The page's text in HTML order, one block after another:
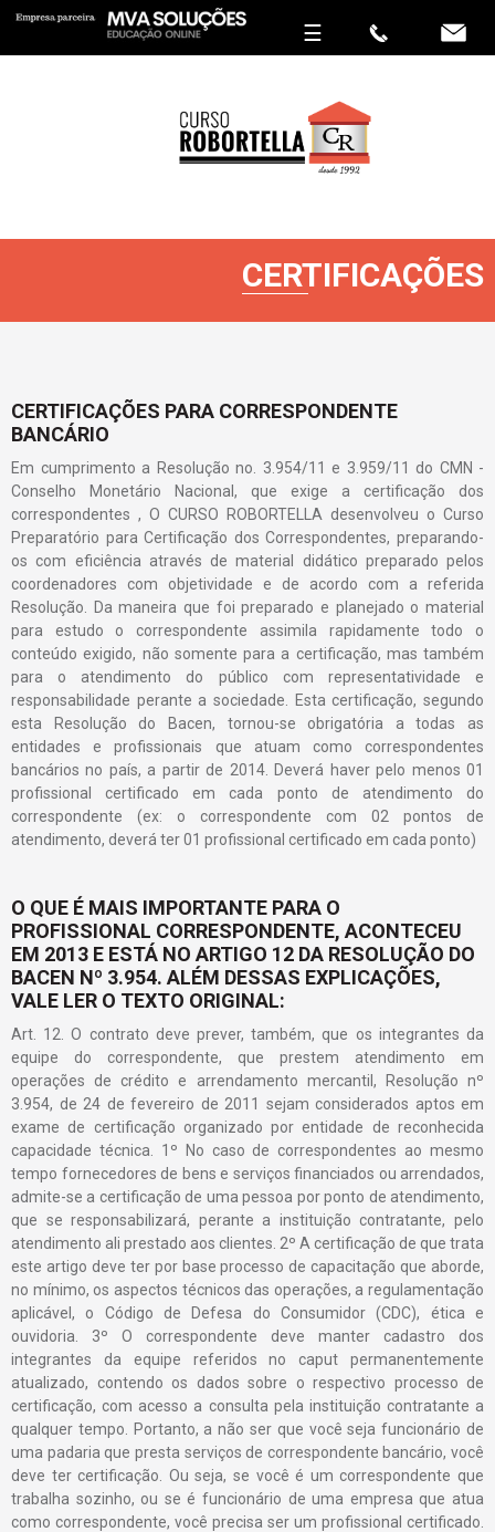
☰
LOCALIZAÇÃO
CONTATO
CERTIFICAÇÕES
CERTIFICAÇÕES PARA CORRESPONDENTE
BANCÁRIO
Em cumprimento a Resolução no. 3.954/11 e 3.959/11 do CMN -
Conselho Monetário Nacional, que exige a certificação dos
correspondentes , O CURSO ROBORTELLA desenvolveu o Curso
Preparatório para Certificação dos Correspondentes, preparando-
os com eficiência através de material didático preparado pelos
coordenadores com objetividade e de acordo com a referida
Resolução. Da maneira que foi preparado e planejado o material
para estudo o correspondente assimila rapidamente todo o
conteúdo exigido, não somente para a certificação, mas também
para o atendimento do público com representatividade e
responsabilidade perante a sociedade. Esta certificação, segundo
esta Resolução do Bacen, tornou-se obrigatória a todas as
entidades e profissionais que atuam como correspondentes
bancários no país, a partir de 2014. Deverá haver pelo menos 01
profissional certificado em cada ponto de atendimento do
correspondente (ex: o correspondente com 02 pontos de
atendimento, deverá ter 01 profissional certificado em cada ponto)
O QUE É MAIS IMPORTANTE PARA O
PROFISSIONAL CORRESPONDENTE, ACONTECEU
EM 2013 E ESTÁ NO ARTIGO 12 DA RESOLUÇÃO DO
BACEN Nº 3.954. ALÉM DESSAS EXPLICAÇÕES,
VALE LER O TEXTO ORIGINAL:
Art. 12. O contrato deve prever, também, que os integrantes da
equipe do correspondente, que prestem atendimento em
operações de crédito e arrendamento mercantil, Resolução nº
3.954, de 24 de fevereiro de 2011 sejam considerados aptos em
exame de certificação organizado por entidade de reconhecida
capacidade técnica. 1º No caso de correspondentes ao mesmo
tempo fornecedores de bens e serviços financiados ou arrendados,
admite-se a certificação de uma pessoa por ponto de atendimento,
que se responsabilizará, perante a instituição contratante, pelo
atendimento ali prestado aos clientes. 2º A certificação de que trata
este artigo deve ter por base processo de capacitação que aborde,
no mínimo, os aspectos técnicos das operações, a regulamentação
aplicável, o Código de Defesa do Consumidor (CDC), ética e
ouvidoria. 3º O correspondente deve manter cadastro dos
integrantes da equipe referidos no caput permanentemente
atualizado, contendo os dados sobre o respectivo processo de
certificação, com acesso a consulta pela instituição contratante a
qualquer tempo. Portanto, a não ser que você seja funcionário de
uma padaria que presta serviços de correspondente bancário, você
deve ter certificação. Ou seja, se você é um correspondente que
trabalha sozinho, ou se é funcionário de uma empresa que atua
como correspondente, você precisa ser um profissional certificado.